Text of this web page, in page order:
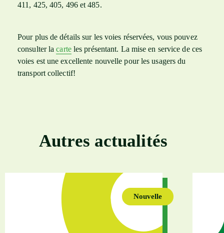
411, 425, 405, 496 et 485.
Pour plus de détails sur les voies réservées, vous pouvez
consulter lacarteles présentant. La mise en service de ces
voies est une excellente nouvelle pour les usagers du
transport collectif!
Autres actualités
Nouvelle (Catégorie de la